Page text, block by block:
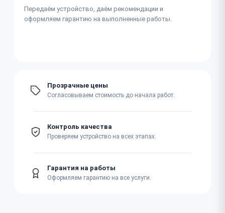
Передаём устройство, даём рекомендации и
оформляем гарантию на выполненные работы.
Прозрачные цены
Согласовываем стоимость до начала работ.
Контроль качества
Проверяем устройство на всех этапах.
Гарантия на работы
Оформляем гарантию на все услуги.